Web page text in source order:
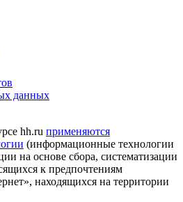
данных
hh.ru применяются
(информационные технологии
на основе сбора, систематизации
к предпочтениям
находящихся на территории